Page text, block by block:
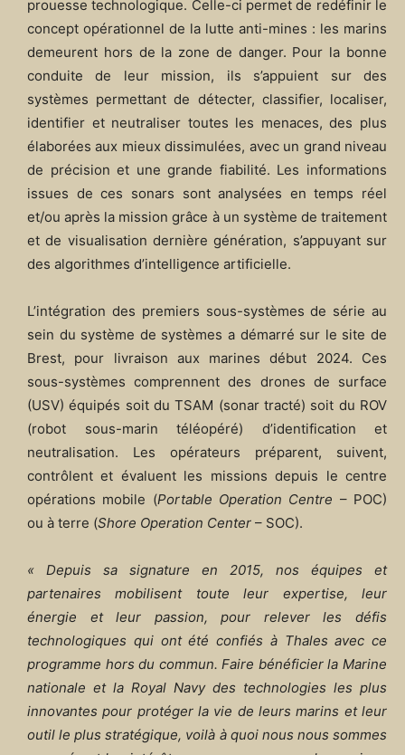
prouesse technologique. Celle-ci permet de redéfinir le
concept opérationnel de la lutte anti-mines : les marins
demeurent hors de la zone de danger. Pour la bonne
conduite de leur mission, ils s’appuient sur des
systèmes permettant de détecter, classifier, localiser,
identifier et neutraliser toutes les menaces, des plus
élaborées aux mieux dissimulées, avec un grand niveau
de précision et une grande fiabilité. Les informations
issues de ces sonars sont analysées en temps réel
et/ou après la mission grâce à un système de traitement
et de visualisation dernière génération, s’appuyant sur
des algorithmes d’intelligence artificielle.
L’intégration des premiers sous-systèmes de série au
sein du système de systèmes a démarré sur le site de
Brest, pour livraison aux marines début 2024. Ces
sous-systèmes comprennent des drones de surface
(USV) équipés soit du TSAM (sonar tracté) soit du ROV
(robot sous-marin téléopéré) d’identification et
neutralisation. Les opérateurs préparent, suivent,
contrôlent et évaluent les missions depuis le centre
opérations mobile (Portable Operation Centre – POC)
ou à terre (Shore Operation Center – SOC).
« Depuis sa signature en 2015, nos équipes et
partenaires mobilisent toute leur expertise, leur
énergie et leur passion, pour relever les défis
technologiques qui ont été confiés à Thales avec ce
programme hors du commun. Faire bénéficier la Marine
nationale et la Royal Navy des technologies les plus
innovantes pour protéger la vie de leurs marins et leur
outil le plus stratégique, voilà à quoi nous nous sommes